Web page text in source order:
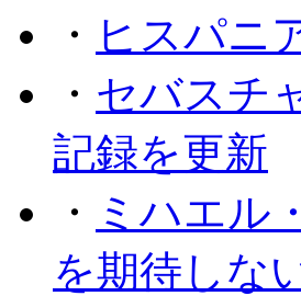
・ ヒスパニ
・ セバスチ
記録を更新
・ ミハエル
を期待しな